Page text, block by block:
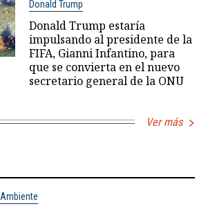
Donald Trump
Donald Trump estaría
impulsando al presidente de la
FIFA, Gianni Infantino, para
que se convierta en el nuevo
secretario general de la ONU
Ver más